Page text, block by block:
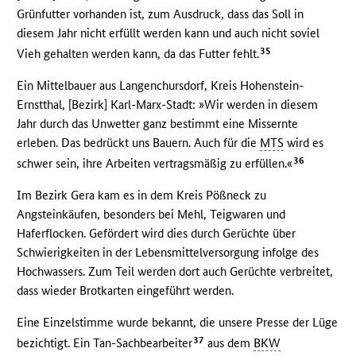
Grünfutter vorhanden ist, zum Ausdruck, dass das Soll in
diesem Jahr nicht erfüllt werden kann und auch nicht soviel
Vieh gehalten werden kann, da das Futter fehlt.35
Ein Mittelbauer aus Langenchursdorf, Kreis Hohenstein-
Ernstthal, [Bezirk] Karl-Marx-Stadt: »Wir werden in diesem
Jahr durch das Unwetter ganz bestimmt eine Missernte
erleben. Das bedrückt uns Bauern. Auch für die MTS wird es
schwer sein, ihre Arbeiten vertragsmäßig zu erfüllen.«36
Im Bezirk Gera kam es in dem Kreis Pößneck zu
Angsteinkäufen, besonders bei Mehl, Teigwaren und
Haferflocken. Gefördert wird dies durch Gerüchte über
Schwierigkeiten in der Lebensmittelversorgung infolge des
Hochwassers. Zum Teil werden dort auch Gerüchte verbreitet,
dass wieder Brotkarten eingeführt werden.
Eine Einzelstimme wurde bekannt, die unsere Presse der Lüge
bezichtigt. Ein Tan-Sachbearbeiter37 aus dem BKW